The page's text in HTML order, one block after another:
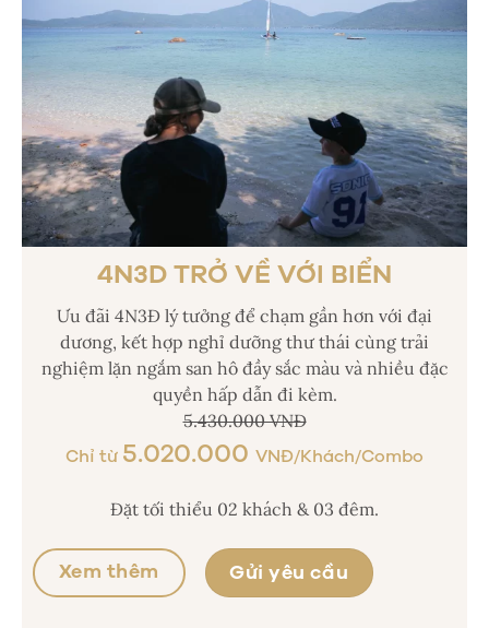
4N3D TRỞ VỀ VỚI BIỂN
Ưu đãi 4N3Đ lý tưởng để chạm gần hơn với đại
dương, kết hợp nghỉ dưỡng thư thái cùng trải
nghiệm lặn ngắm san hô đầy sắc màu và nhiều đặc
quyền hấp dẫn đi kèm.
5.430.000 VNĐ
Chỉ từ 5.020.000 VNĐ/Khách/Combo
Đặt tối thiểu 02 khách & 03 đêm.
Xem thêm Gửi yêu cầu